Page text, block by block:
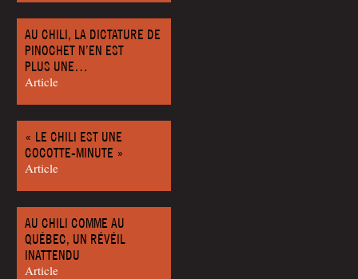
AU CHILI, LA DICTATURE DE
PINOCHET N’EN EST
PLUS UNE…
Article
« LE CHILI EST UNE
COCOTTE-MINUTE »
Article
AU CHILI COMME AU
QUÉBEC, UN RÉVÉIL
INATTENDU
Article